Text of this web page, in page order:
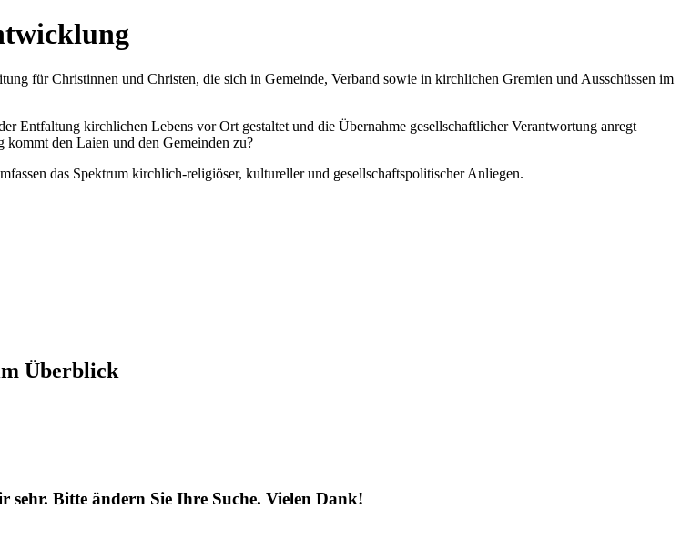
fürChristinnen und Christen, die sich in Gemeinde, Verband sowie in kirchlichen Gremien und Ausschüssen im
Entfaltung kirchlichen Lebens vor Ort gestaltet und die Übernahme gesellschaftlicher Verantwortung anregt
kommt den Laien und den Gemeinden zu?
das Spektrum kirchlich-religiöser, kultureller und gesellschaftspolitischer Anliegen.
Überblick
sehr. Bitte ändern Sie Ihre Suche. Vielen Dank!